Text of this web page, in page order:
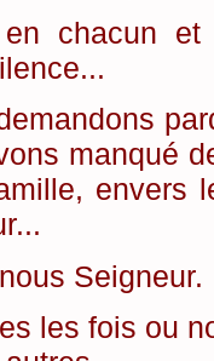
en chacun
manqué
envers
Seigneur.
les fois ou